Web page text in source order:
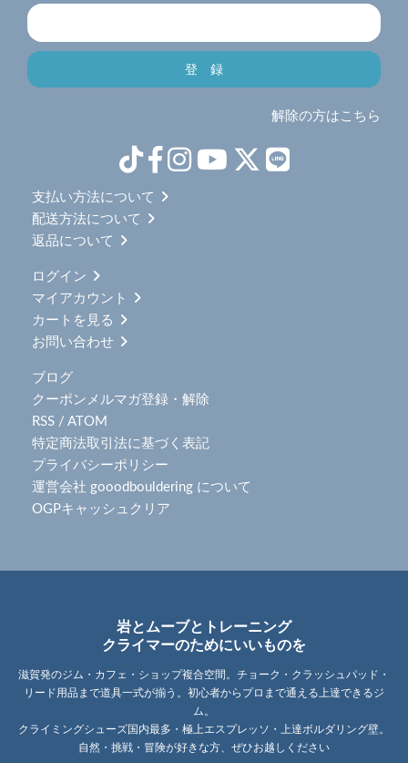
解除の方はこちら
支払い方法について
配送方法について
返品について
ログイン
マイアカウント
カートを見る
お問い合わせ
ブログ
クーポンメルマガ登録・解除
RSS / ATOM
特定商法取引法に基づく表記
プライバシーポリシー
運営会社 gooodbouldering について
OGPキャッシュクリア
岩とムーブとトレーニング
クライマーのためにいいものを
滋賀発のジム・カフェ・ショップ複合空間。チョーク・クラッシュパッド・
リード用品まで道具一式が揃う。初心者からプロまで通える上達できるジ
ム。
クライミングシューズ国内最多・極上エスプレッソ・上達ボルダリング壁。
自然・挑戦・冒険が好きな方、ぜひお越しください